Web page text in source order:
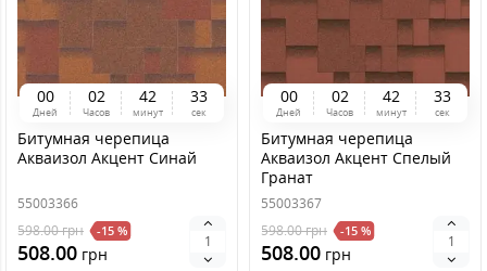
00
Дней
02
Часов
42
минут
33
сек
Битумная черепица
Акваизол Акцент Синай
55003366
598.00грн -15 %
508.00 грн
00
Дней
02
Часов
42
минут
33
сек
Битумная черепица
Акваизол Акцент Спелый
Гранат
55003367
598.00грн -15 %
508.00 грн